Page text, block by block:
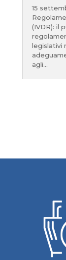
15
(IVDR): il
legislativi
agli...